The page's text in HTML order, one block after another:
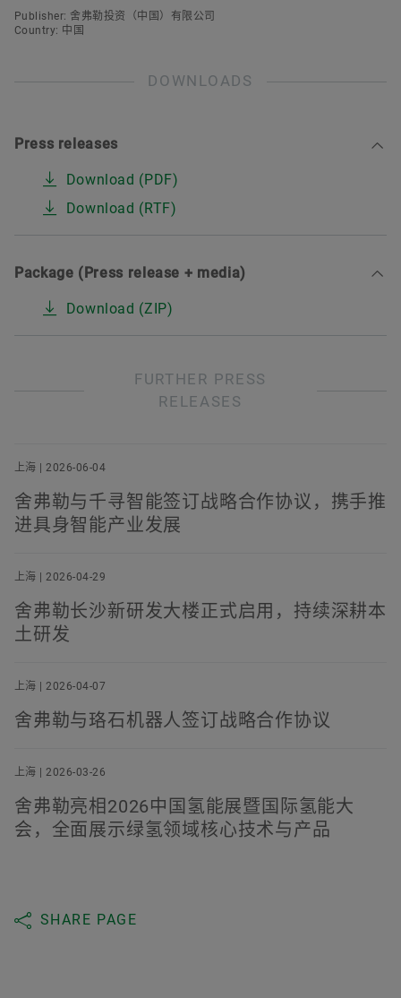
Publisher: 舍弗勒投资（中国）有限公司
Country: 中国
DOWNLOADS
Press releases
Download (PDF)
Download (RTF)
Package (Press release + media)
Download (ZIP)
FURTHER PRESS
RELEASES
上海 | 2026-06-04
舍弗勒与千寻智能签订战略合作协议，携手推
进具身智能产业发展
上海 | 2026-04-29
舍弗勒长沙新研发大楼正式启用，持续深耕本
土研发
上海 | 2026-04-07
舍弗勒与珞石机器人签订战略合作协议
上海 | 2026-03-26
舍弗勒亮相2026中国氢能展暨国际氢能大
会，全面展示绿氢领域核心技术与产品
SHARE PAGE